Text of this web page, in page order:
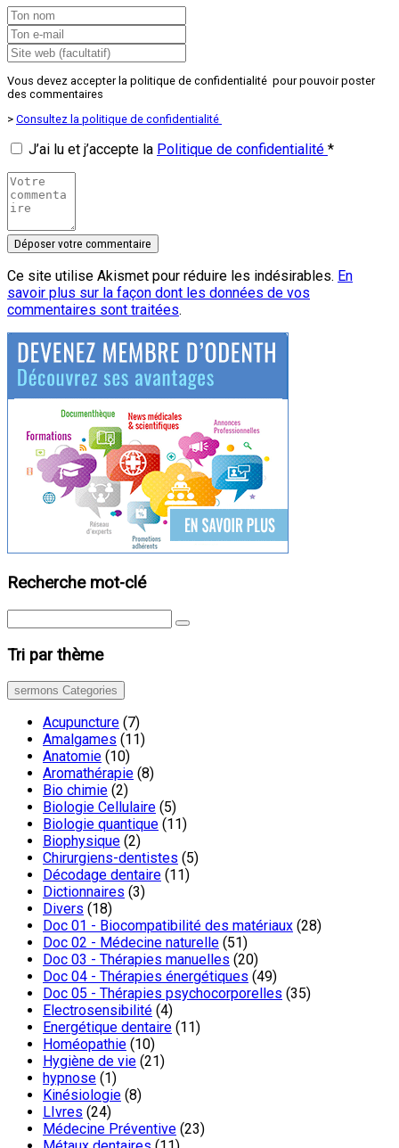
Vous devez accepter la politique de confidentialité pour pouvoir poster
des commentaires
> Consultez la politique de confidentialité
J’ai lu et j’accepte la Politique de confidentialité *
Ce site utilise Akismet pour réduire les indésirables. En
savoir plus sur la façon dont les données de vos
commentaires sont traitées.
Recherche mot-clé
Tri par thème
sermons Categories
Acupuncture (7)
Amalgames (11)
Anatomie (10)
Aromathérapie (8)
Bio chimie (2)
Biologie Cellulaire (5)
Biologie quantique (11)
Biophysique (2)
Chirurgiens-dentistes (5)
Décodage dentaire (11)
Dictionnaires (3)
Divers (18)
Doc 01 - Biocompatibilité des matériaux (28)
Doc 02 - Médecine naturelle (51)
Doc 03 - Thérapies manuelles (20)
Doc 04 - Thérapies énergétiques (49)
Doc 05 - Thérapies psychocorporelles (35)
Electrosensibilité (4)
Energétique dentaire (11)
Homéopathie (10)
Hygiène de vie (21)
hypnose (1)
Kinésiologie (8)
LIvres (24)
Médecine Préventive (23)